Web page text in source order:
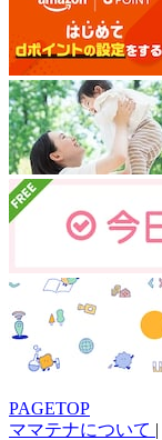
PAGETOP
ママテナについて |